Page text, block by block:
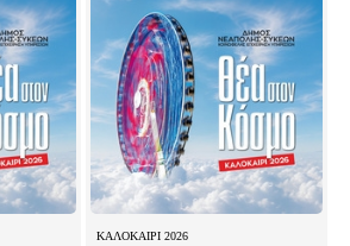
ΚΑΛΟΚΑΙΡΙ 2026